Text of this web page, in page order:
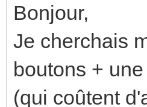
Bonjour,
Je cherchais
boutons +
(qui coûtent